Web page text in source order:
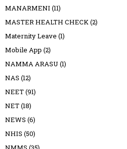
MANARMENI (11)
MASTER HEALTH CHECK(2)
Maternity Leave (1)
Mobile App (2)
NAMMA ARASU (1)
NAS (12)
NEET(91)
NET(18)
NEWS (6)
NHIS (50)